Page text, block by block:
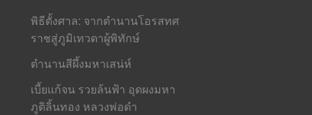
พิธีตั้งศาล: จากตำนานโอรสทศ
ราชสู่ภูมิเทวดาผู้พิทักษ์
ตำนานสีผึ้งมหาเสน่ห์
เบี้ยแก้จน รวยล้นฟ้า อุดผงมหา
ภูติลิ้นทอง หลวงพ่อดำ